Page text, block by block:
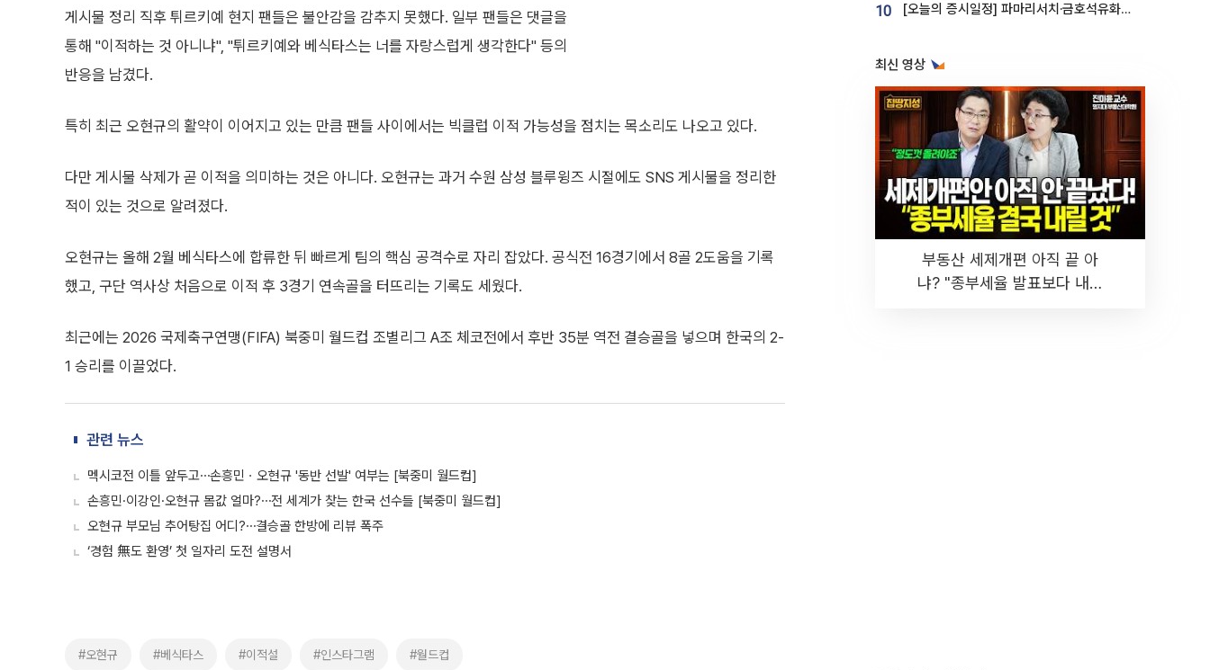
게시물 정리 직후 튀르키예 현지 팬들은 불안감을 감추지 못했다. 일부 팬들은 댓글을
통해 "이적하는 것 아니냐", "튀르키예와 베식타스는 너를 자랑스럽게 생각한다" 등의
반응을 남겼다.
특히 최근 오현규의 활약이 이어지고 있는 만큼 팬들 사이에서는 빅클럽 이적 가능성을 점치는 목소리도 나오고 있다.
다만 게시물 삭제가 곧 이적을 의미하는 것은 아니다. 오현규는 과거 수원 삼성 블루윙즈 시절에도 SNS 게시물을 정리한
적이 있는 것으로 알려졌다.
오현규는 올해 2월 베식타스에 합류한 뒤 빠르게 팀의 핵심 공격수로 자리 잡았다. 공식전 16경기에서 8골 2도움을 기록
했고, 구단 역사상 처음으로 이적 후 3경기 연속골을 터뜨리는 기록도 세웠다.
최근에는 2026 국제축구연맹(FIFA) 북중미 월드컵 조별리그 A조 체코전에서 후반 35분 역전 결승골을 넣으며 한국의 2-
1 승리를 이끌었다.
관련 뉴스
멕시코전 이틀 앞두고⋯손흥민ㆍ오현규 '동반 선발' 여부는 [북중미 월드컵]
손흥민·이강인·오현규 몸값 얼마?⋯전 세계가 찾는 한국 선수들 [북중미 월드컵]
오현규 부모님 추어탕집 어디?⋯결승골 한방에 리뷰 폭주
‘경험 無도 환영’ 첫 일자리 도전 설명서
#오현규 #베식타스 #이적설 #인스타그램 #월드컵
10 [오늘의 증시일정] 파마리서치·금호석유화학·코오롱인더·상상인증권 등
최신 영상
부동산 세제개편 아직 끝 아
냐? "종부세율 발표보다 내릴